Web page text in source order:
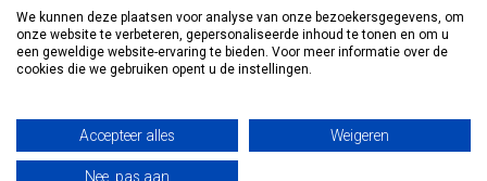
We kunnen deze plaatsen voor analyse van onze bezoekersgegevens, om
onze website te verbeteren, gepersonaliseerde inhoud te tonen en om u
een geweldige website-ervaring te bieden. Voor meer informatie over de
cookies die we gebruiken opent u de instellingen.
Accepteer alles Weigeren
Nee, pas aan